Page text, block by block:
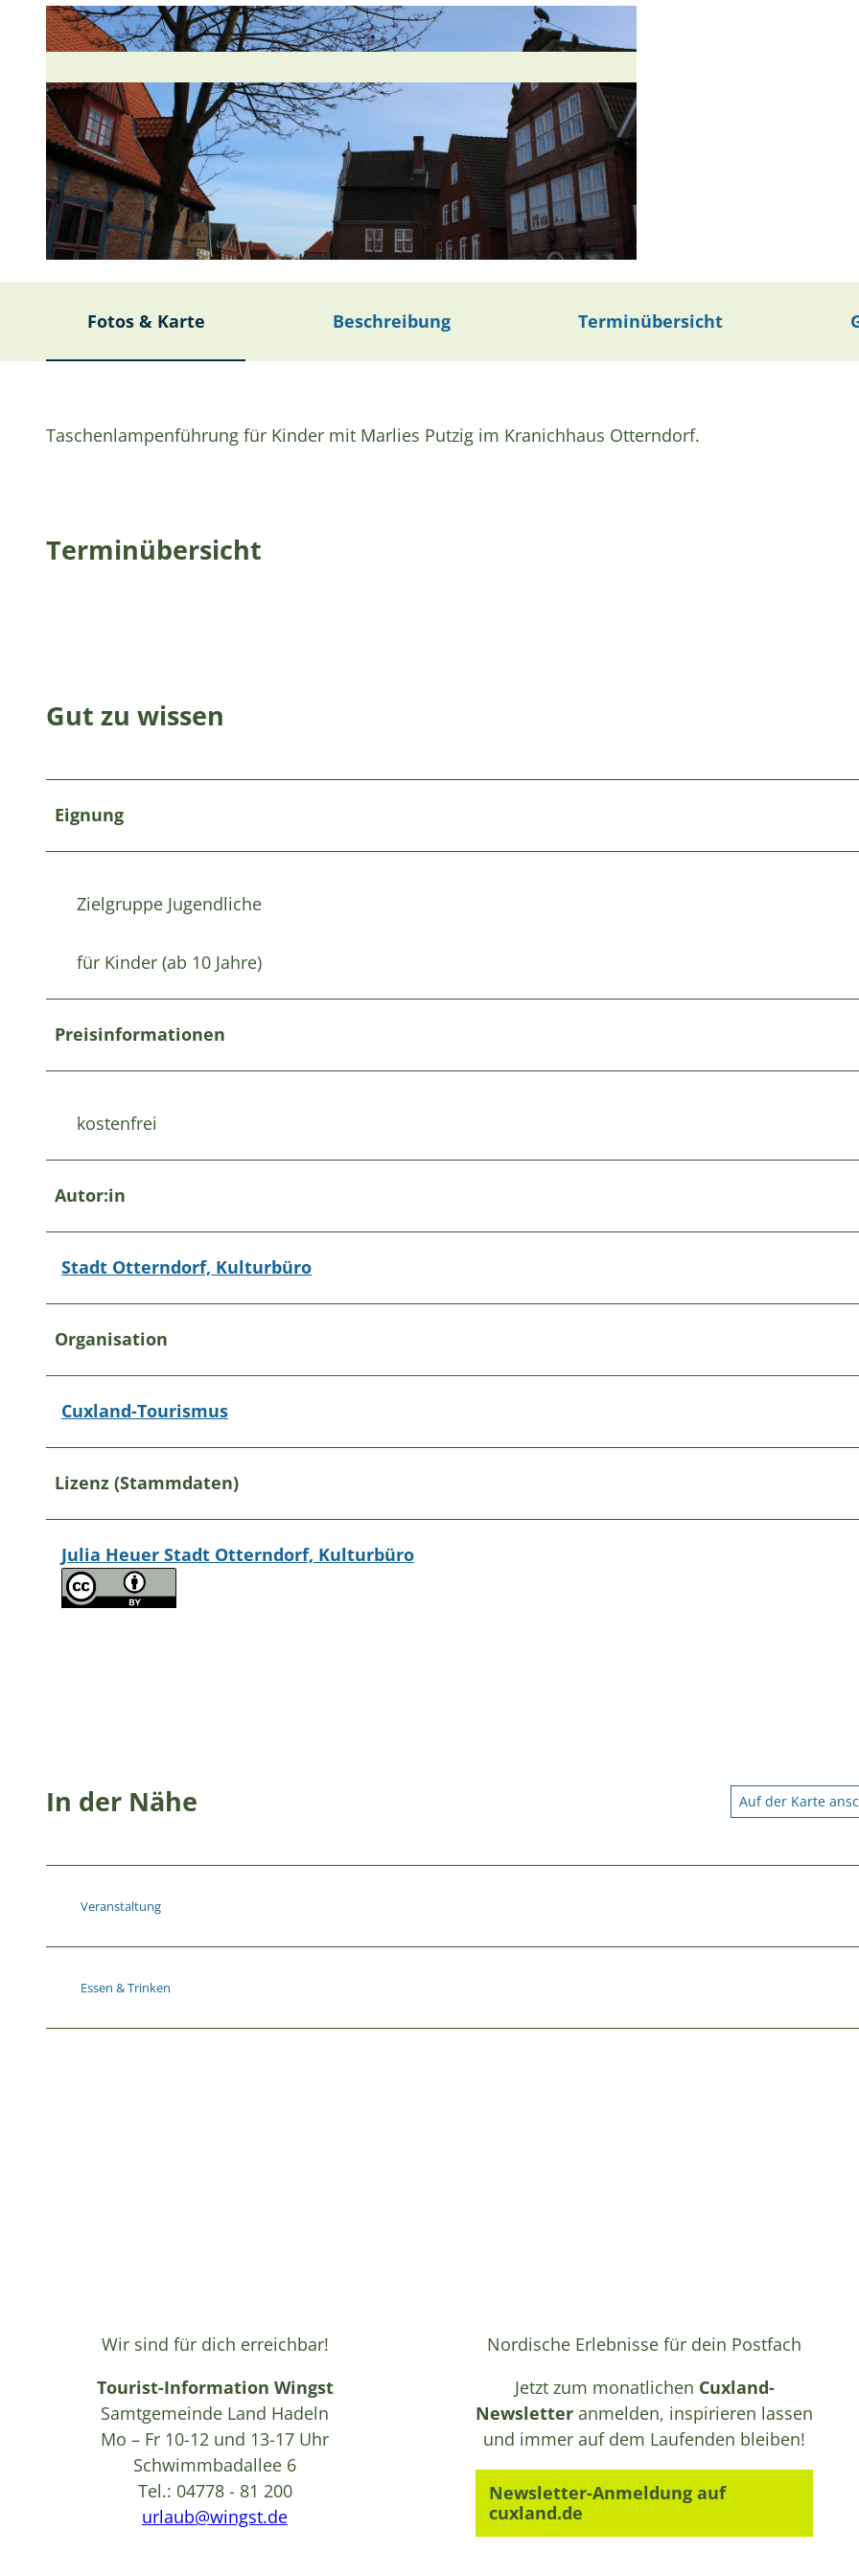
Fotos & Karte Beschreibung Terminübersicht
Taschenlampenführung für Kinder mit Marlies Putzig im Kranichhaus Otterndorf.
Terminübersicht
Gut zu wissen
Eignung
Zielgruppe Jugendliche
für Kinder (ab 10 Jahre)
Preisinformationen
kostenfrei
Autor:in
Stadt Otterndorf, Kulturbüro
Organisation
Cuxland-Tourismus
Lizenz (Stammdaten)
Julia Heuer Stadt Otterndorf, Kulturbüro
In der Nähe Auf der Karte
Veranstaltung
Essen & Trinken
Wir sind für dich erreichbar!
Tourist-Information Wingst
Samtgemeinde Land Hadeln
Mo – Fr 10-12 und 13-17 Uhr
Schwimmbadallee 6
Tel.: 04778 - 81 200
urlaub@wingst.de
Nordische Erlebnisse für dein Postfach
Jetzt zum monatlichen Cuxland-
Newsletter anmelden, inspirieren lassen
und immer auf dem Laufenden bleiben!
Newsletter-Anmeldung auf
cuxland.de